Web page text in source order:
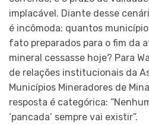
implacável. Diante desse
é incômoda: quantos
fato preparados para o fim da
mineral cessasse hoje? Para
de relações institucionais da
Municípios Mineradores de
resposta é categórica:
‘pancada’ sempre vai existir”.